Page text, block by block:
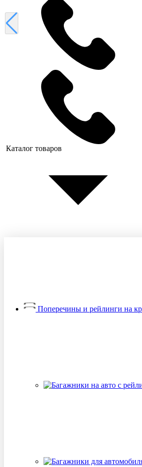
Каталог товаров
Поперечины и рейлинги на